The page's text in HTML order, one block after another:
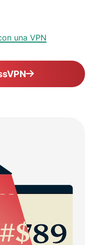
una VPN